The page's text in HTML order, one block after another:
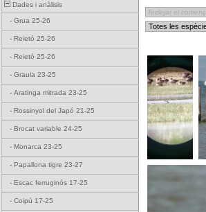
Dades i anàlisis
- Grua 25-26
- Reietó 25-26
- Reietó 25-26
- Graula 23-25
- Aratinga mitrada 23-25
- Rossinyol del Japó 21-25
- Brocat variable 24-25
- Monarca 23-25
- Papallona tigre 23-27
- Escac ferruginós 17-25
- Coipú 17-25